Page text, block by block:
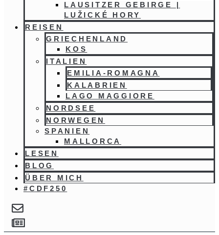
LAUSITZER GEBIRGE |
LUŽICKÉ HORY
REISEN
GRIECHENLAND
KOS
ITALIEN
EMILIA-ROMAGNA
KALABRIEN
LAGO MAGGIORE
NORDSEE
NORWEGEN
SPANIEN
MALLORCA
LESEN
BLOG
ÜBER MICH
#CDF250